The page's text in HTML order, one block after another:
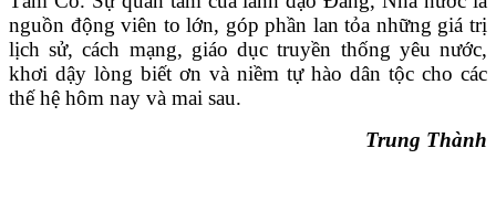
nguồn động viên to lớn, góp phần lan tỏa những giá trị
lịch sử, cách mạng, giáo dục truyền thống yêu nước,
khơi dậy lòng biết ơn và niềm tự hào dân tộc cho các
thế hệ hôm nay và mai sau.
Trung Thành